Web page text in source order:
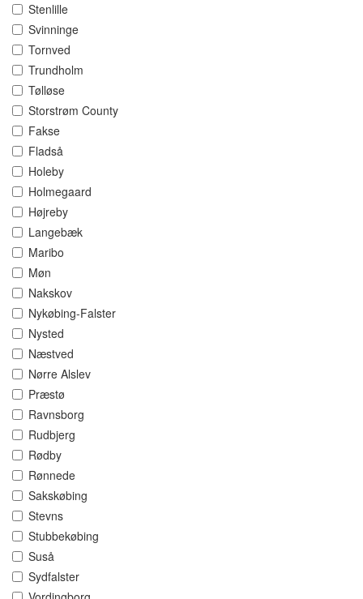
Stenlille
Svinninge
Tornved
Trundholm
Tølløse
Storstrøm County
Fakse
Fladså
Holeby
Holmegaard
Højreby
Langebæk
Maribo
Møn
Nakskov
Nykøbing-Falster
Nysted
Næstved
Nørre Alslev
Præstø
Ravnsborg
Rudbjerg
Rødby
Rønnede
Sakskøbing
Stevns
Stubbekøbing
Suså
Sydfalster